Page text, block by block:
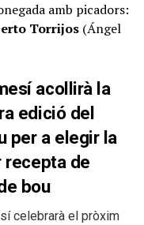
amb picadors:
Torrijos (Ángel
acollirà la
edició del
per a elegir la
recepta de
bou
celebrarà el pròxim